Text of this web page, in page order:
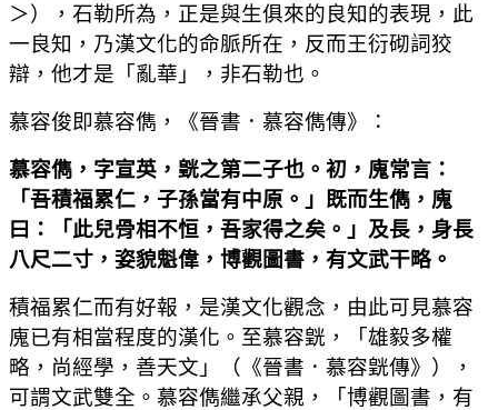
＞），石勒所為，正是與生俱來的良知的表現，此
一良知，乃漢文化的命脈所在，反而王衍砌詞狡
辯，他才是「亂華」，非石勒也。
慕容俊即慕容儁，《晉書．慕容儁傳》：
慕容儁，字宣英，皝之第二子也。初，廆常言：
「吾積福累仁，子孫當有中原。」既而生儁，廆
曰：「此兒骨相不恒，吾家得之矣。」及長，身長
八尺二寸，姿貌魁偉，博觀圖書，有文武干略。
積福累仁而有好報，是漢文化觀念，由此可見慕容
廆已有相當程度的漢化。至慕容皝，「雄毅多權
略，尚經學，善天文」（《晉書．慕容皝傳》），
可謂文武雙全。慕容儁繼承父親，「博觀圖書，有